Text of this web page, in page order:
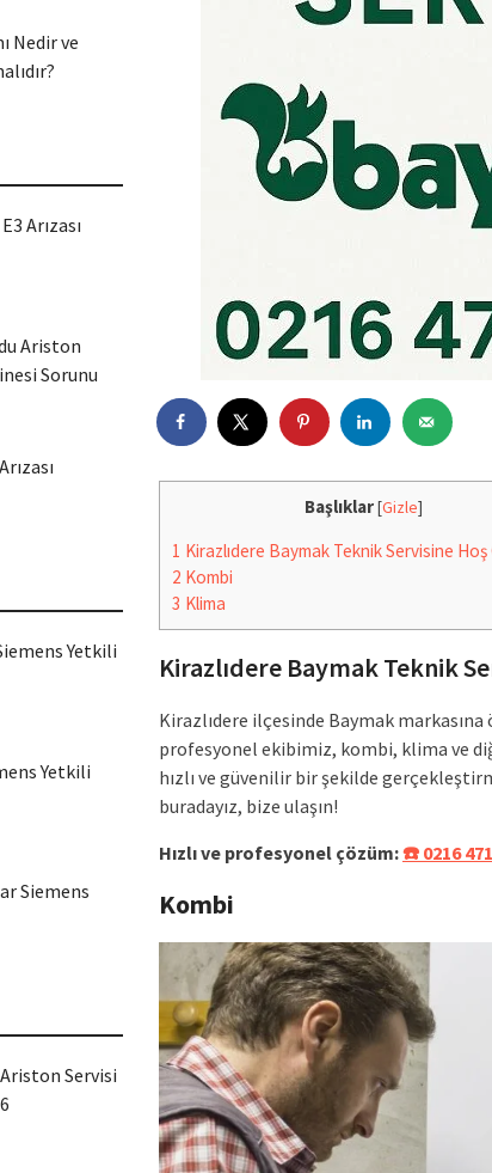
Başlıklar [Gizle]
1 Kirazlıdere Baymak Teknik Servisine Hoş
2 Kombi
3 Klima
Kirazlıdere Baymak Teknik
Kirazlıdere ilçesinde Baymak
profesyonel ekibimiz, kombi, klima ve
hızlı ve güvenilir bir şekilde
buradayız, bize ulaşın!
Hızlı ve profesyonel çözüm:☎️ 0216
Kombi
Nedir ve
Arızası
Ariston
Sorunu
Yetkili
Yetkili
Siemens
Servisi